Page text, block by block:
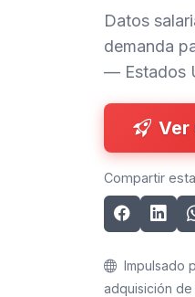
Datos
demanda
— Estados
Ver
Compartir
Impulsado
adquisición